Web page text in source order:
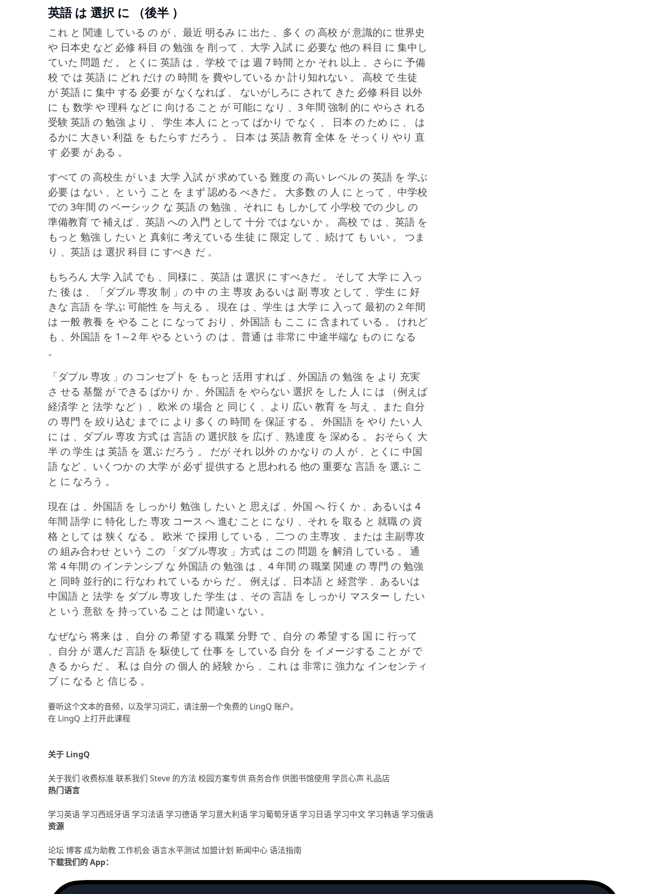
英語 は 選択 に （後半 ）
これ と 関連 している の が 、最近 明るみ に 出た 、多く の 高校 が 意識的に 世界史
や 日本史 など 必修 科目 の 勉強 を 削って 、大学 入試 に 必要な 他の 科目 に 集中し
ていた 問題 だ 。
とくに 英語 は 、学校 で は 週 7 時間 とか それ 以上 、さらに 予備
校 で は 英語 に どれ だけ の 時間 を 費やしている か 計り知れない 。
高校 で 生徒
が 英語 に 集中 する 必要 が なくなれば 、 ないがしろに されて きた 必修 科目 以外
に も 数学 や 理科 など に 向ける こと が 可能に なり 、3 年間 強制 的に やらさ れる
受験 英語 の 勉強 より 、 学生 本人 に とって ばかり で なく 、 日本 の ため に 、 は
るかに 大きい 利益 を もたらす だろう 。
日本 は 英語 教育 全体 を そっくり やり 直
す 必要 が ある 。
すべて の 高校生 が いま 大学 入試 が 求めている 難度 の 高い レベル の 英語 を 学ぶ
必要 は ない 、と いう こと を まず 認める べきだ 。
大多数 の 人 に とって 、中学校
での 3年間 の ベーシック な 英語 の 勉強 、それに も しかして 小学校 での 少し の
準備教育 で 補えば 、英語 への 入門 として 十分 では ない か 。
高校 で は 、英語 を
もっと 勉強 し たい と 真剣に 考えている 生徒 に 限定 して 、続けて も いい 。
つま
り 、英語 は 選択 科目 に すべき だ 。
もちろん 大学 入試 でも 、同様に 、英語 は 選択 に すべきだ 。
そして 大学 に 入っ
た 後 は 、「ダブル 専攻 制 」の 中 の 主 専攻 あるいは 副 専攻 として 、学生 に 好
きな 言語 を 学ぶ 可能性 を 与える 。
現在 は 、学生 は 大学 に 入って 最初の 2 年間
は 一般 教養 を やる こと に なって おり 、外国語 も ここ に 含まれて いる 。
けれど
も 、外国語 を 1～2 年 やる という の は 、普通 は 非常に 中途半端な もの に なる
。
「ダブル 専攻 」の コンセプト を もっと 活用 すれば 、外国語 の 勉強 を より 充実
さ せる 基盤 が できる ばかり か 、外国語 を やらない 選択 を した 人 に は （例えば
経済学 と 法学 など ）、欧米 の 場合 と 同じく 、より 広い 教育 を 与え 、また 自分
の 専門 を 絞り込む まで に より 多く の 時間 を 保証 する 。
外国語 を やり たい 人
に は 、ダブル 専攻 方式 は 言語 の 選択肢 を 広げ 、熟達度 を 深める 。
おそらく 大
半 の 学生 は 英語 を 選ぶ だろう 。
だが それ 以外 の かなり の 人 が 、とくに 中国
語 など 、いくつか の 大学 が 必ず 提供する と思われる 他の 重要な 言語 を 選ぶ こ
と に なろう 。
現在 は 、外国語 を しっかり 勉強 し たい と 思えば 、外国 へ 行く か 、あるいは 4
年間 語学 に 特化 した 専攻 コース へ 進む こと に なり 、それ を 取る と 就職 の 資
格 として は 狭く なる 。
欧米 で 採用 して いる 、二つ の 主専攻 、または 主副専攻
の 組み合わせ という この 「ダブル専攻 」方式 は この 問題 を 解消 している 。
通
常 4 年間 の インテンシブ な 外国語 の 勉強 は 、4 年間 の 職業 関連 の 専門 の 勉強
と 同時 並行的に 行なわ れて いる から だ 。
例えば 、日本語 と 経営学 、あるいは
中国語 と 法学 を ダブル 専攻 した 学生 は 、その 言語 を しっかり マスター し たい
と いう 意欲 を 持っている こと は 間違い ない 。
なぜなら 将来 は 、自分 の 希望 する 職業 分野 で 、自分 の 希望 する 国 に 行って
、自分 が 選んだ 言語 を 駆使して 仕事 を している 自分 を イメージする こと が で
きる から だ 。
私 は 自分 の 個人 的 経験 から 、これ は 非常に 強力な インセンティ
ブ に なる と 信じる 。
要听这个文本的音频，以及学习词汇，请注册一个免费的 LingQ 账户。
在 LingQ 上打开此课程
关于 LingQ
关于我们 收费标准 联系我们 Steve 的方法 校园方案专供 商务合作供图书馆使用 学员心声 礼品店
热门语言
学习英语 学习西班牙语 学习法语 学习德语 学习意大利语 学习葡萄牙语 学习日语 学习中文 学习韩语 学习俄语
资源
论坛 博客 成为助教工作机会语言水平测试加盟计划 新闻中心语法指南
下载我们的 App：